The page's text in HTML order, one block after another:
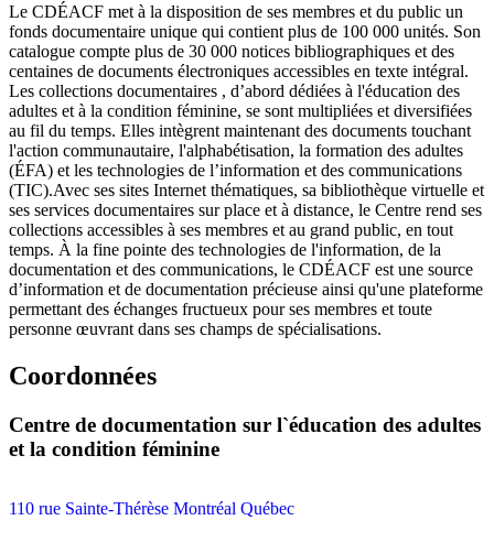
Le CDÉACF met à la disposition de ses membres et du public un
fonds documentaire unique qui contient plus de 100 000 unités. Son
catalogue compte plus de 30 000 notices bibliographiques et des
centaines de documents électroniques accessibles en texte intégral.
Les collections documentaires , d’abord dédiées à l'éducation des
adultes et à la condition féminine, se sont multipliées et diversifiées
au fil du temps. Elles intègrent maintenant des documents touchant
l'action communautaire, l'alphabétisation, la formation des adultes
(ÉFA) et les technologies de l’information et des communications
(TIC).Avec ses sites Internet thématiques, sa bibliothèque virtuelle et
ses services documentaires sur place et à distance, le Centre rend ses
collections accessibles à ses membres et au grand public, en tout
temps. À la fine pointe des technologies de l'information, de la
documentation et des communications, le CDÉACF est une source
d’information et de documentation précieuse ainsi qu'une plateforme
permettant des échanges fructueux pour ses membres et toute
personne œuvrant dans ses champs de spécialisations.
Coordonnées
Centre de documentation sur l`éducation des adultes
et la condition féminine
110 rue Sainte-Thérèse Montréal Québec